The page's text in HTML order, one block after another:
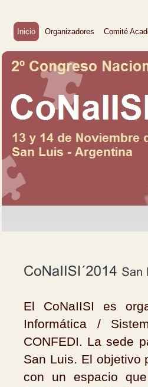
Inicio Organizadores Comité
El CoNaIISI es
Informática /
CONFEDI. La sede
San Luis. El objetivo
con un espacio